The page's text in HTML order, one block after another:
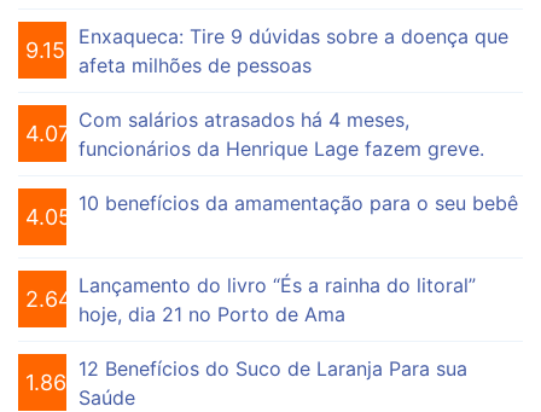
9.155
Enxaqueca: Tire 9 dúvidas sobre a doença que
afeta milhões de pessoas
4.075
Com salários atrasados há 4 meses,
funcionários da Henrique Lage fazem greve.
4.055
10 benefícios da amamentação para o seu bebê
2.649
Lançamento do livro “És a rainha do litoral”
hoje, dia 21 no Porto de Ama
1.863
12 Benefícios do Suco de Laranja Para sua
Saúde